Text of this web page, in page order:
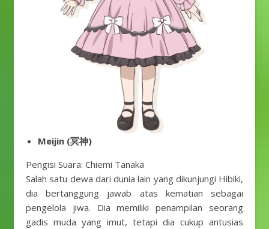
Meijin (冥神)
Pengisi Suara: Chiemi Tanaka
Salah satu dewa dari dunia lain yang dikunjungi Hibiki,
dia bertanggung jawab atas kematian sebagai
pengelola jiwa. Dia memiliki penampilan seorang
gadis muda yang imut, tetapi dia cukup antusias